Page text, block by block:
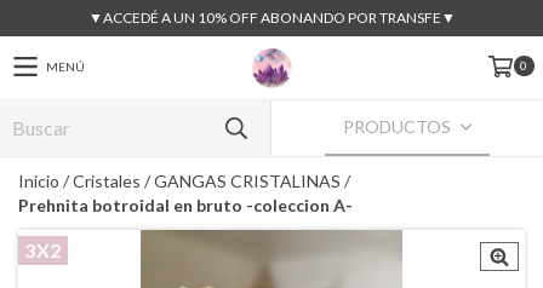
▼ACCEDÉ A UN 10% OFF ABONANDO POR TRANSFE▼
MENÚ 0
PRODUCTOS
Inicio /Cristales /GANGAS CRISTALINAS /
Prehnita botroidal en bruto -coleccion A-
3X2